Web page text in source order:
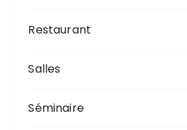
Restaurant
Salles
Séminaire